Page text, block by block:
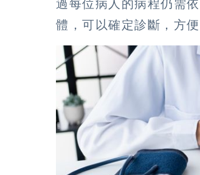
過每位病人的病程仍需
體，可以確定診斷，方便